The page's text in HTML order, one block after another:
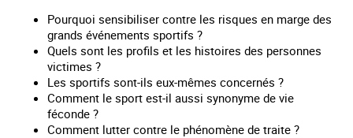
Pourquoi sensibiliser contre les risques en marge des
grands événements sportifs ?
Quels sont les profils et les histoires des personnes
victimes ?
Les sportifs sont-ils eux-mêmes concernés ?
Comment le sport est-il aussi synonyme de vie
féconde ?
Comment lutter contre le phénomène de traite ?